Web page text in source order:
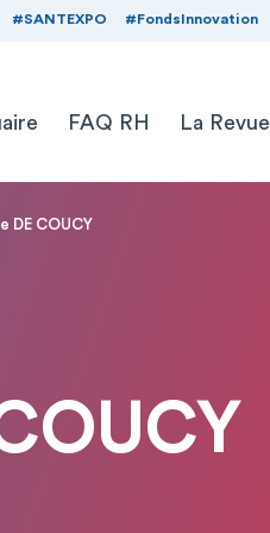
#SANTEXPO #FondsInnovation
FAQ RH La Revue
DE COUCY